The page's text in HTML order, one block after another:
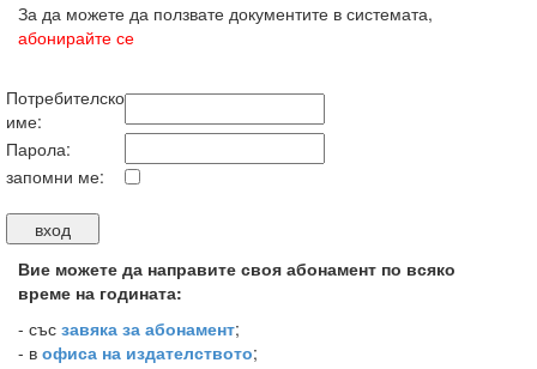
За да можете да ползвате документите в системата,
абонирайте се
Потребителско
име:
Парола:
запомни ме:
Вие можете да направите своя абонамент по всяко
време на годината:
- със завяка за абонамент;
- в офиса на издателството;